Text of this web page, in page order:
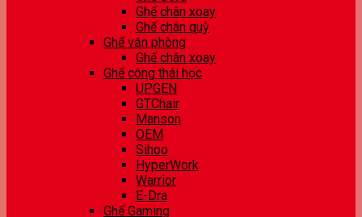
Ghế chân xoay
Ghế chân quỳ
Ghế văn phòng
Ghế chân xoay
Ghế công thái học
UPGEN
GTChair
Manson
OEM
Sihoo
HyperWork
Warrior
E-Dra
Ghế Gaming